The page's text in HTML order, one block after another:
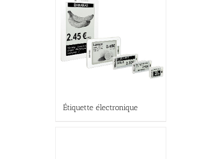
Étiquette électronique